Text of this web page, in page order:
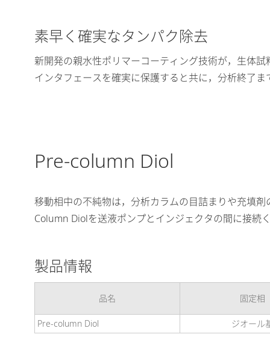
素早く確実なタンパク除去
新開発の親水性ポリマーコーティング技術が，生体
インタフェースを確実に保護すると共に，分析終了
Pre-column Diol
移動相中の不純物は，分析カラムの目詰まりや充填
Column Diolを送液ポンプとインジェクタの間に接続
製品情報
品名 固定相
Pre-column Diol ジオール